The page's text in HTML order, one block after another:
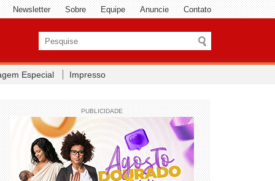
Newsletter Sobre Equipe Anuncie Contato
Especial Impresso
PUBLICIDADE